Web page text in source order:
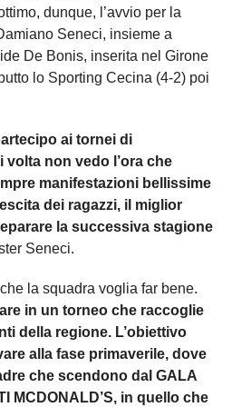
dunque, l’avvio per la
Seneci, insieme a
De Bonis, inserita nel Girone
lo Sporting Cecina (4-2) poi
ai tornei di
volta non vedo l’ora che
manifestazioni bellissime
dei ragazzi, il miglior
la successiva stagione
Seneci.
la squadra voglia far bene.
in un torneo che raccoglie
della regione. L’obiettivo
alla fase primaverile, dove
che scendono dal GALA
MCDONALD’S, in quello che